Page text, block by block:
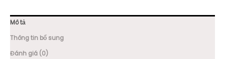
SỢI
TRE
SM1
lượng
Mô tả
Thông tin bổ sung
Đánh giá (0)